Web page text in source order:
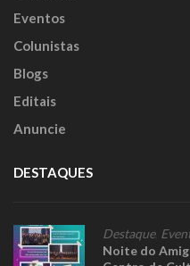
Eventos
Colunistas
Blogs
Editais
Anuncie
DESTAQUES
Destaque,
Noite do